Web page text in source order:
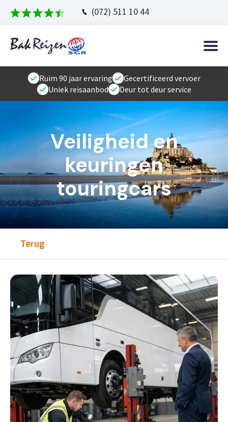
(072) 511 10 44
Ruim 90 jaar ervaring
Gecertificeerd vervoer
Uniek reisaanbod
Deur tot deur service
Veiligheid en
keuringen
touringcars
Terug